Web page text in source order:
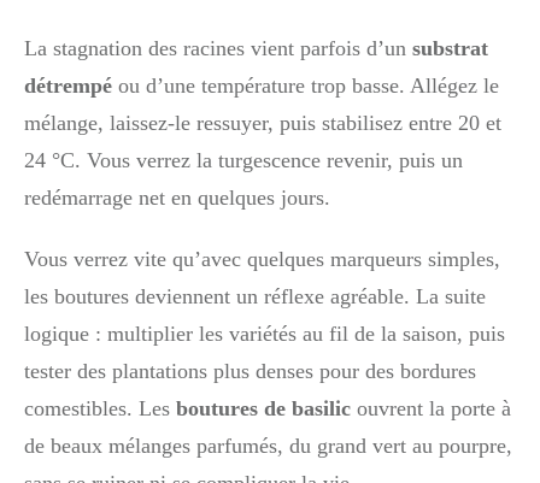
La stagnation des racines vient parfois d’un substrat
détrempé ou d’une température trop basse. Allégez le
mélange, laissez-le ressuyer, puis stabilisez entre 20 et
24 °C. Vous verrez la turgescence revenir, puis un
redémarrage net en quelques jours.
Vous verrez vite qu’avec quelques marqueurs simples,
les boutures deviennent un réflexe agréable. La suite
logique : multiplier les variétés au fil de la saison, puis
tester des plantations plus denses pour des bordures
comestibles. Les boutures de basilic ouvrent la porte à
de beaux mélanges parfumés, du grand vert au pourpre,